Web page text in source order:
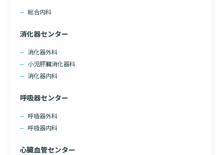
総合内科
消化器センター
消化器外科
小児肝臓消化器科
消化器内科
呼吸器センター
呼吸器外科
呼吸器内科
心臓血管センター